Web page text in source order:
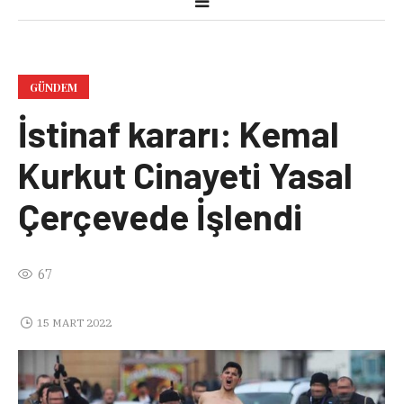
GÜNDEM
İstinaf kararı: Kemal
Kurkut Cinayeti Yasal
Çerçevede İşlendi
67
15 MART 2022